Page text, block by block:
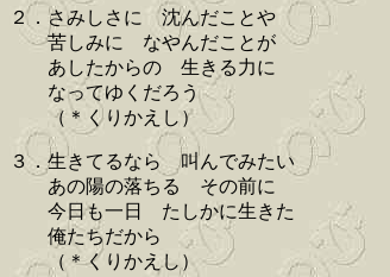
２．さみしさに 沈んだことや
苦しみに なやんだことが
あしたからの 生きる力に
なってゆくだろう
（＊くりかえし）
３．生きてるなら 叫んでみたい
あの陽の落ちる その前に
今日も一日 たしかに生きた
俺たちだから
（＊くりかえし）